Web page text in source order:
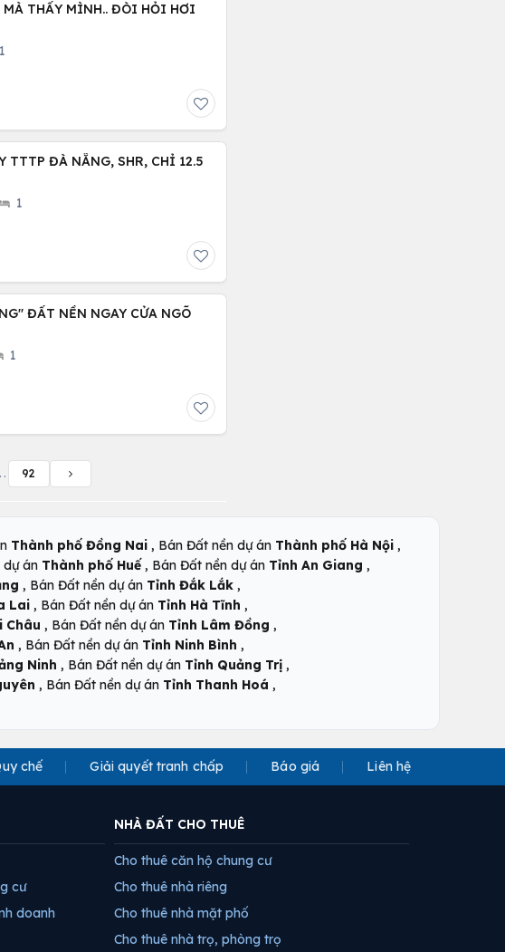
THẤY MÌNH.. ĐÒI HỎI HƠI
1
TTTP ĐÀ NẴNG, SHR, CHỈ 12.5
1
ĐẤT NỀN NGAY CỬA NGÕ
1
92
Thành phố Đồng Nai , Bán Đất nền dự án Thành phố Hà Nội ,
dự án Thành phố Huế , Bán Đất nền dự án Tỉnh An Giang ,
, Bán Đất nền dự án Tỉnh Đắk Lắk ,
Lai , Bán Đất nền dự án Tỉnh Hà Tĩnh ,
Châu , Bán Đất nền dự án Tỉnh Lâm Đồng ,
, Bán Đất nền dự án Tỉnh Ninh Bình ,
Ninh , Bán Đất nền dự án Tỉnh Quảng Trị ,
, Bán Đất nền dự án Tỉnh Thanh Hoá ,
chế Giải quyết tranh chấp Báo giá Liên hệ
cư
doanh
NHÀ ĐẤT CHO THUÊ
Cho thuê căn hộ chung cư
Cho thuê nhà riêng
Cho thuê nhà mặt phố
Cho thuê nhà trọ, phòng trọ